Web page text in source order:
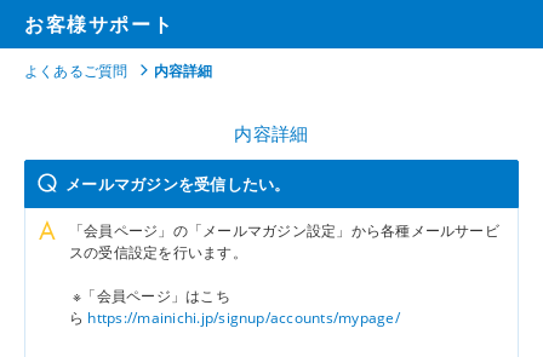
お客様サポート
よくあるご質問 内容詳細
内容詳細
メールマガジンを受信したい。
「会員ページ」の「メールマガジン設定」から各種メールサービ
スの受信設定を行います。
※「会員ページ」はこち
ら https://mainichi.jp/signup/accounts/mypage/